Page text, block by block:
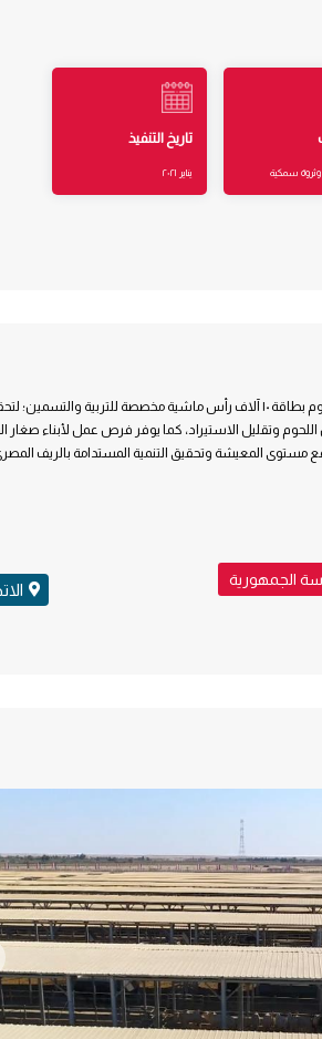
وثروة سمكية
تاريخ التنفيذ
يناير ٢٠٢١
تم إنشاء المجمع بمنطقة قارون بمحافظة الفيوم بطاقة ١٠ آلاف رأس ماشية مخصصة للتربية
وتقليل الاستيراد، كما يوفر فرص عمل لأبناء صغار
مستوى المعيشة وتحقيق التنمية المستدامة بالريف
الجمهورية